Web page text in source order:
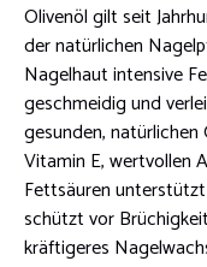
Olivenöl gilt seit
der natürlichen
Nagelhaut intensive
geschmeidig und
gesunden, natürlichen
Vitamin E, wertvollen
Fettsäuren
schützt vor
kräftigeres